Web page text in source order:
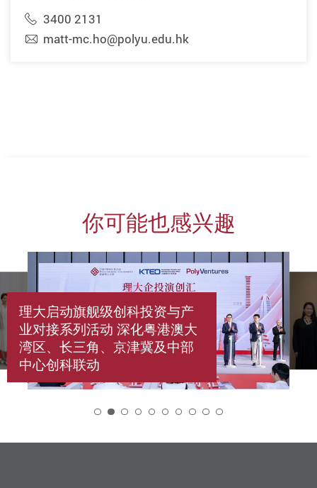
3400 2131
matt-mc.ho@polyu.edu.hk
你可能也感兴趣
理大启动旗舰级创科投资与产
业对接系列活动 深化粤港澳大
湾区、长三角、京津冀及中部
中心创科联动